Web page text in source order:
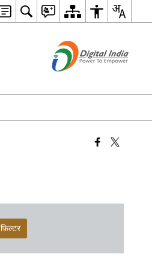
फ़िल्टर